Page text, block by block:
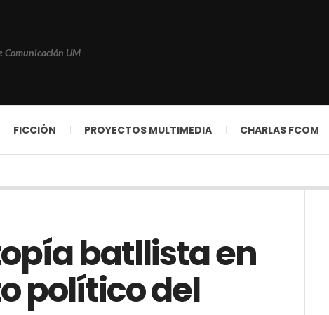
Comunicación UM
FICCIÓN PROYECTOS MULTIMEDIA CHARLAS FCOM
batllista en
político del